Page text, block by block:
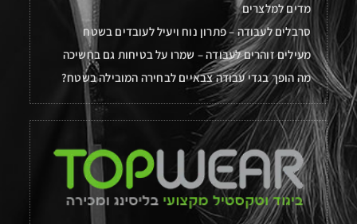
מדים למלצרים
סרבלים לעבודה – פתרון נוח ויעיל לעובדים בשטח
מעילים זוהרים לעבודה – שמרו על בטיחות גם בחשיכה
מה הופך בגדי עבודה צבאיים לבחירה המובילה בשטח?